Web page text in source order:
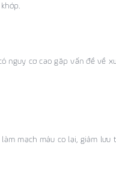
nguy cơ cao gặp vấn đề về
mạch máu co lại, giảm lưu